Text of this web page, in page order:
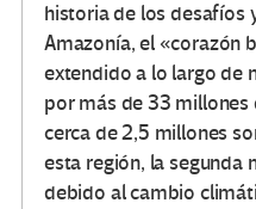
historia de los desafíos
Amazonía, el «corazón
extendido a lo largo de
por más de 33 millones
cerca de 2,5 millones
esta región, la segunda
debido al cambio